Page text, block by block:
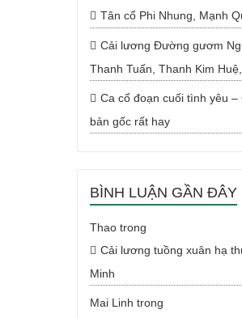
Tân cổ Phi Nhung, Mạnh
Cải lương Đường gươm
Thanh Tuấn, Thanh Kim
Ca cổ đoạn cuối tình yêu –
bản gốc rất hay
BÌNH LUẬN GẦN ĐÂY
Thaotrong
Cải lương tuồng xuân hạ
Minh
Mai Linh trong